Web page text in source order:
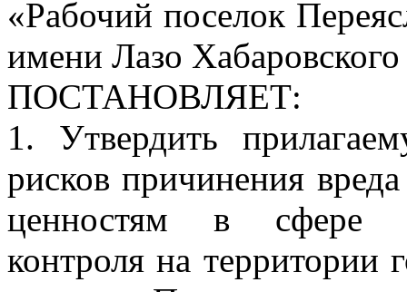
«Рабочий поселок
имени Лазо Хабаровского
ПОСТАНОВЛЯЕТ:
1. Утвердить
рисков причинения
ценностям в сфере
контроля на территории